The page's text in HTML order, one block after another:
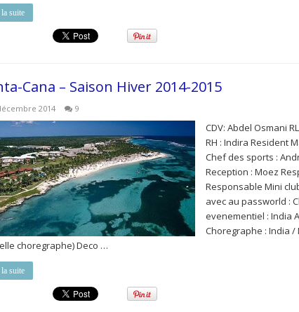
suite
Cana – Saison Hiver 2014-2015
2014 9
CDV: Abdel Osmani
RH : Indira Resident
Chef des sports :
Reception : Moez
Responsable Mini
avec au passworld :
evenementiel : India
Choregraphe : India
choregraphe) Deco …
suite